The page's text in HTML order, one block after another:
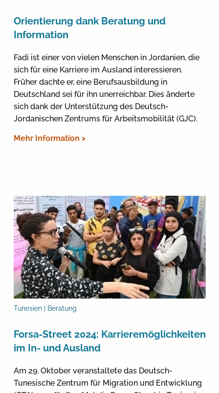
Orientierung dank Beratung und
Information
Fadi ist einer von vielen Menschen in Jordanien, die
sich für eine Karriere im Ausland interessieren.
Früher dachte er, eine Berufsausbildung in
Deutschland sei für ihn unerreichbar. Dies änderte
sich dank der Unterstützung des Deutsch-
Jordanischen Zentrums für Arbeitsmobilität (GJC).
Mehr Information >
Tunesien | Beratung
Forsa-Street 2024: Karrieremöglichkeiten
im In- und Ausland
Am 29. Oktober veranstaltete das Deutsch-
Tunesische Zentrum für Migration und Entwicklung